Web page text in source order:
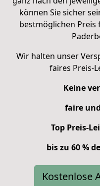
können Sie sicher
bestmöglichen
Wir halten unser
faires Preis-
Keine
faire
Top Preis-
bis zu 60 %
Kostenlose